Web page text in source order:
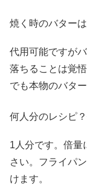
焼く時のバター
代用可能ですが
落ちることは覚
でも本物のバタ
何人分のレシピ
1人分です。倍量
さい。フライパ
けます。